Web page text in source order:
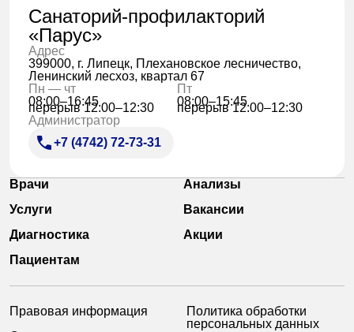
Санаторий-профилакторий
«Парус»
Адрес
399000, г. Липецк, Плехановское лесничество,
Ленинский лесхоз, квартал 67
Пн — чт
08:00–16:45
перерыв 12:00–12:30
Пт
08:00–15:45
перерыв 12:00–12:30
Администратор
+7 (4742) 72-73-31
Врачи
Анализы
Услуги
Вакансии
Диагностика
Акции
Пациентам
Правовая информация
Политика обработки
персональных данных